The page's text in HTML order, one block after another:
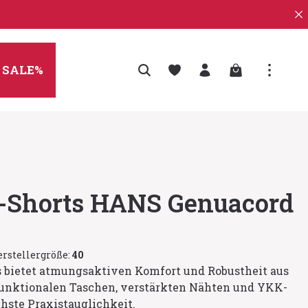
SALE% Warenkorb
HANS Genuacord
40
bietet atmungsaktiven Komfort und Robustheit aus
Taschen, verstärkten Nähten und YKK-
Praxistauglichkeit.